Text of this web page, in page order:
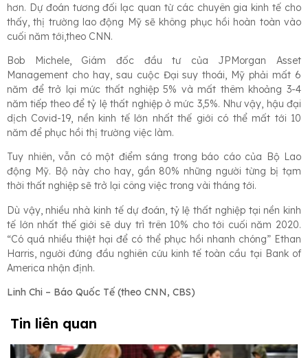
hơn. Dự đoán tương đối lạc quan từ các chuyên gia kinh tế cho
thấy, thị trường lao động Mỹ sẽ không phục hồi hoàn toàn vào
cuối năm tới,theo CNN.
Bob Michele, Giám đốc đầu tư của JPMorgan Asset
Management cho hay, sau cuộc Đại suy thoái, Mỹ phải mất 6
năm để trở lại mức thất nghiệp 5% và mất thêm khoảng 3-4
năm tiếp theo để tỷ lệ thất nghiệp ở mức 3,5%. Như vậy, hậu đại
dịch Covid-19, nền kinh tế lớn nhất thế giới có thể mất tới 10
năm để phục hồi thị trường việc làm.
Tuy nhiên, vẫn có một điểm sáng trong báo cáo của Bộ Lao
động Mỹ. Bộ này cho hay, gần 80% những người từng bị tạm
thời thất nghiệp sẽ trở lại công việc trong vài tháng tới.
Dù vậy, nhiều nhà kinh tế dự đoán, tỷ lệ thất nghiệp tại nền kinh
tế lớn nhất thế giới sẽ duy trì trên 10% cho tới cuối năm 2020.
“Có quá nhiều thiệt hại để có thể phục hồi nhanh chóng” Ethan
Harris, người đứng đầu nghiên cứu kinh tế toàn cầu tại Bank of
America nhận định.
Linh Chi – Báo Quốc Tế (theo CNN, CBS)
Tin liên quan